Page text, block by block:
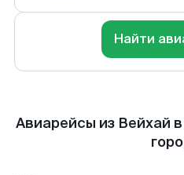
Найти
Авиарейсы из Вейхай